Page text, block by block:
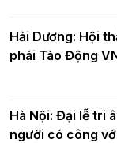
Hải Dương: Hội
phái Tào Động
Hà Nội: Đại lễ tri
người có công